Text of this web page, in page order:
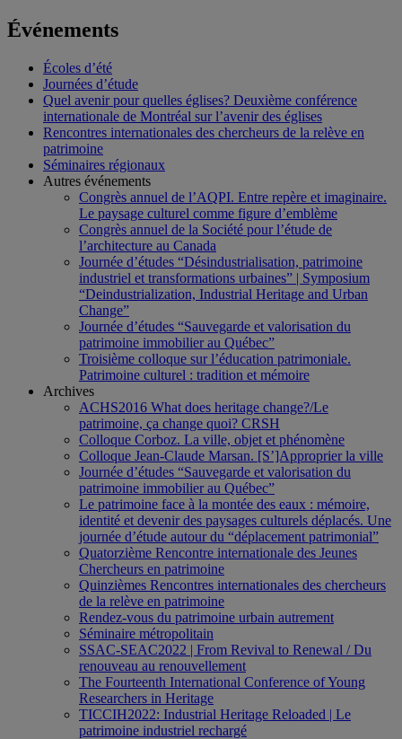
Événements
Écoles d’été
Journées d’étude
Quel avenir pour quelles églises? Deuxième conférence
internationale de Montréal sur l’avenir des églises
Rencontres internationales des chercheurs de la relève en
patrimoine
Séminaires régionaux
Autres événements
Congrès annuel de l’AQPI. Entre repère et imaginaire.
Le paysage culturel comme figure d’emblème
Congrès annuel de la Société pour l’étude de
l’architecture au Canada
Journée d’études “Désindustrialisation, patrimoine
industriel et transformations urbaines” | Symposium
“Deindustrialization, Industrial Heritage and Urban
Change”
Journée d’études “Sauvegarde et valorisation du
patrimoine immobilier au Québec”
Troisième colloque sur l’éducation patrimoniale.
Patrimoine culturel : tradition et mémoire
Archives
ACHS2016 What does heritage change?/Le
patrimoine, ça change quoi? CRSH
Colloque Corboz. La ville, objet et phénomène
Colloque Jean-Claude Marsan. [S’]Approprier la ville
Journée d’études “Sauvegarde et valorisation du
patrimoine immobilier au Québec”
Le patrimoine face à la montée des eaux : mémoire,
identité et devenir des paysages culturels déplacés. Une
journée d’étude autour du “déplacement patrimonial”
Quatorzième Rencontre internationale des Jeunes
Chercheurs en patrimoine
Quinzièmes Rencontres internationales des chercheurs
de la relève en patrimoine
Rendez-vous du patrimoine urbain autrement
Séminaire métropolitain
SSAC-SEAC2022 | From Revival to Renewal / Du
renouveau au renouvellement
The Fourteenth International Conference of Young
Researchers in Heritage
TICCIH2022: Industrial Heritage Reloaded | Le
patrimoine industriel rechargé